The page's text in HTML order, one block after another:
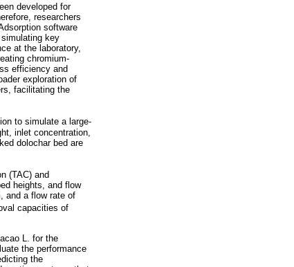
developed for
researchers
software
key
at the laboratory,
chromium-
efficiency and
exploration of
facilitating the
to simulate a large-
inlet concentration,
dolochar bed are
(TAC) and
heights, and flow
and a flow rate of
capacities of
L. for the
the performance
the